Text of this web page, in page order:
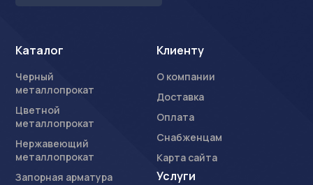
Каталог
Черный
металлопрокат
Цветной
металлопрокат
Нержавеющий
металлопрокат
Запорная арматура
Клиенту
О компании
Доставка
Оплата
Снабженцам
Карта сайта
Услуги